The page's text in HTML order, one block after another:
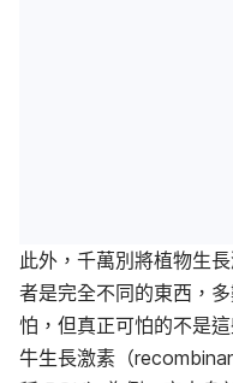
此外，千萬別將植物生
者是完全不同的東西，
怕，但真正可怕的不是
牛生長激素（